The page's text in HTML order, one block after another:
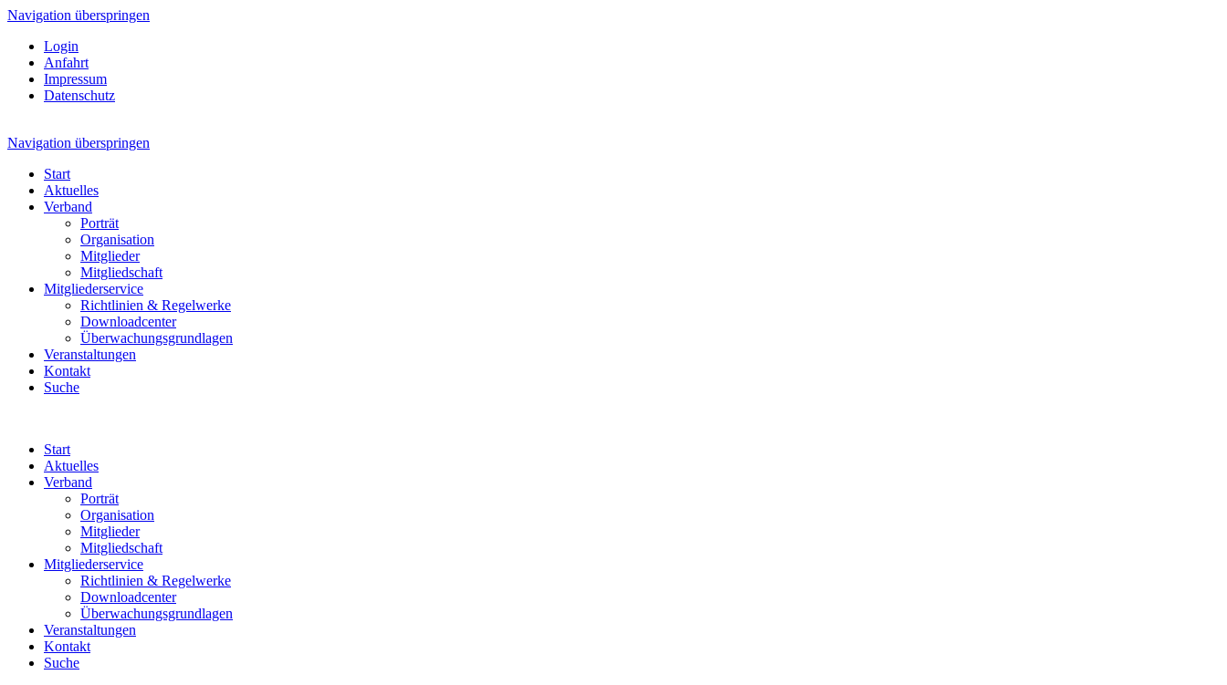
Navigation überspringen
Login
Anfahrt
Impressum
Datenschutz
Navigation überspringen
Start
Aktuelles
Verband
Porträt
Organisation
Mitglieder
Mitgliedschaft
Mitgliederservice
Richtlinien & Regelwerke
Downloadcenter
Überwachungsgrundlagen
Veranstaltungen
Kontakt
Suche
Start
Aktuelles
Verband
Porträt
Organisation
Mitglieder
Mitgliedschaft
Mitgliederservice
Richtlinien & Regelwerke
Downloadcenter
Überwachungsgrundlagen
Veranstaltungen
Kontakt
Suche